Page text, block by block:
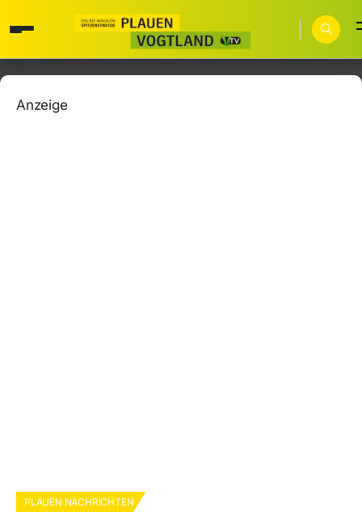
Anzeige
PLAUEN NACHRICHTEN